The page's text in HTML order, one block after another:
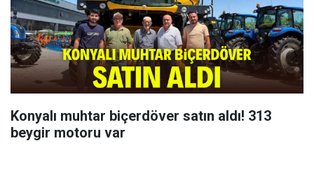
Konyalı muhtar biçerdöver satın aldı! 313
beygir motoru var